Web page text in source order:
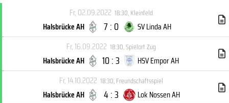
Fr, 02.09.2022 18:30,Kleinfeld
Halsbrücke AH 7 : 0
SV Linda AH
Fr, 16.09.2022 18:30,Spielort Zug
Halsbrücke AH 10 : 3
HSV Empor AH
Fr, 14.10.2022 18:30,Freundschaftsspiel
Halsbrücke AH 4 : 3
Lok Nossen AH